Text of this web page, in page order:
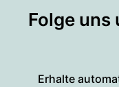
Folge uns
Erhalte